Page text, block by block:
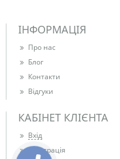
ІНФОРМАЦІЯ
Про нас
Блог
Контакти
Відгуки
КАБІНЕТ КЛІЄНТА
Вхід
Реєстрація